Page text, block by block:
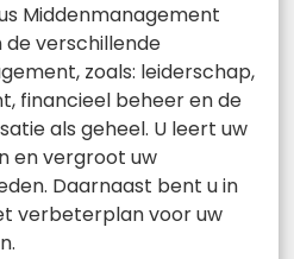
Middenmanagement
verschillende
zoals: leiderschap,
financieel beheer en de
als geheel. U leert uw
en vergroot uw
Daarnaast bent u in
verbeterplan voor uw